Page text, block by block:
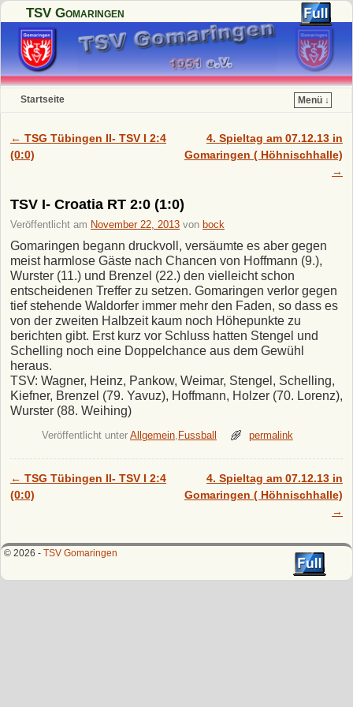
TSV Gomaringen
Startseite
Menü ↓
Artikelnavigation
← TSG Tübingen II- TSV I 2:4
(0:0)
4. Spieltag am 07.12.13 in
Gomaringen ( Höhnischhalle)
→
TSV I- Croatia RT 2:0 (1:0)
Veröffentlicht am November 22, 2013 von bock
Gomaringen begann druckvoll, versäumte es aber gegen
meist harmlose Gäste nach Chancen von Hoffmann (9.),
Wurster (11.) und Brenzel (22.) den vielleicht schon
entscheidenen Treffer zu setzen. Gomaringen verlor gegen
tief stehende Waldorfer immer mehr den Faden, so dass es
von der zweiten Halbzeit kaum noch Höhepunkte zu
berichten gibt. Erst kurz vor Schluss hatten Stengel und
Schelling noch eine Doppelchance aus dem Gewühl
heraus.
TSV: Wagner, Heinz, Pankow, Weimar, Stengel, Schelling,
Kiefner, Brenzel (79. Yavuz), Hoffmann, Holzer (70. Lorenz),
Wurster (88. Weihing)
Veröffentlicht unter Allgemein, Fussball permalink
Artikelnavigation
← TSG Tübingen II- TSV I 2:4
(0:0)
4. Spieltag am 07.12.13 in
Gomaringen ( Höhnischhalle)
→
© 2026 - TSV Gomaringen